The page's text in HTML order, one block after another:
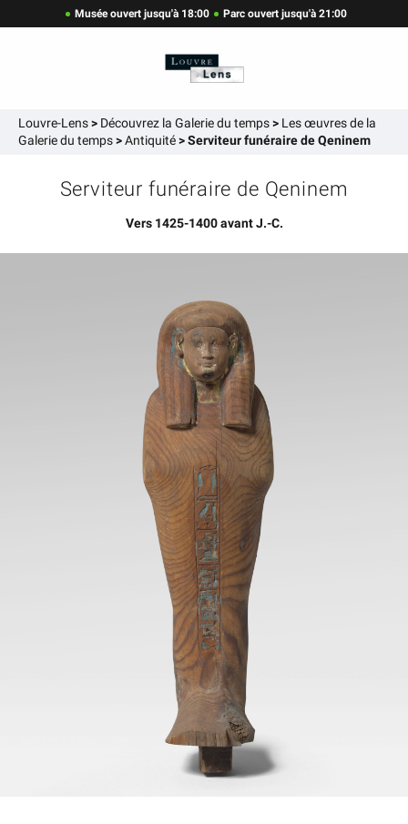
Musée ouvert jusqu'à 18:00 Parc ouvert jusqu'à 21:00
Louvre-Lens> Découvrez la Galerie du temps> Les œuvres de la
Galerie du temps>Antiquité>Serviteur funéraire de Qeninem
Serviteur funéraire de Qeninem
Vers 1425-1400 avant J.-C.